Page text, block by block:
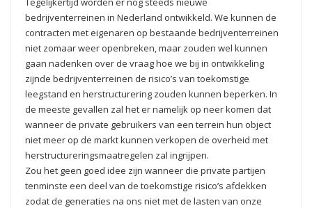
bedrijventerreinen in Nederland ontwikkeld. We kunnen de
contracten met eigenaren op bestaande bedrijventerreinen
niet zomaar weer openbreken, maar zouden wel kunnen
gaan nadenken over de vraag hoe we bij in ontwikkeling
zijnde bedrijventerreinen de risico’s van toekomstige
leegstand en herstructurering zouden kunnen beperken. In
de meeste gevallen zal het er namelijk op neer komen dat
wanneer de private gebruikers van een terrein hun object
niet meer op de markt kunnen verkopen de overheid met
herstructureringsmaatregelen zal ingrijpen.
Zou het geen goed idee zijn wanneer die private partijen
tenminste een deel van de toekomstige risico’s afdekken
zodat de generaties na ons niet met de lasten van onze